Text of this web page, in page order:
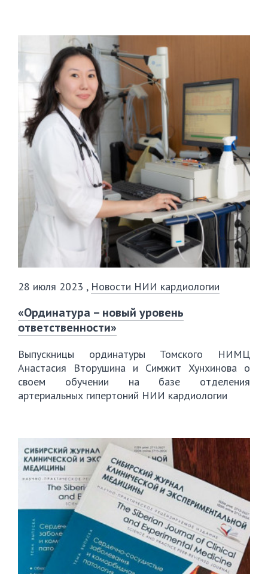
28 июля 2023 , Новости НИИ кардиологии
«Ординатура – новый уровень
ответственности»
Выпускницы ординатуры Томского НИМЦ
Анастасия Вторушина и Симжит Хунхинова о
своем обучении на базе отделения
артериальных гипертоний НИИ кардиологии